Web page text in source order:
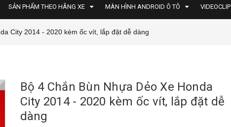
SẢN PHẨM THEO HÃNG XE MÀN HÌNH ANDROID Ô TÔ VIDEOCLIP
City 2014 - 2020 kèm ốc vít, lắp đặt dễ dàng
Bộ 4 Chắn Bùn Nhựa Dẻo Xe Honda
City 2014 - 2020 kèm ốc vít, lắp đặt dễ
dàng